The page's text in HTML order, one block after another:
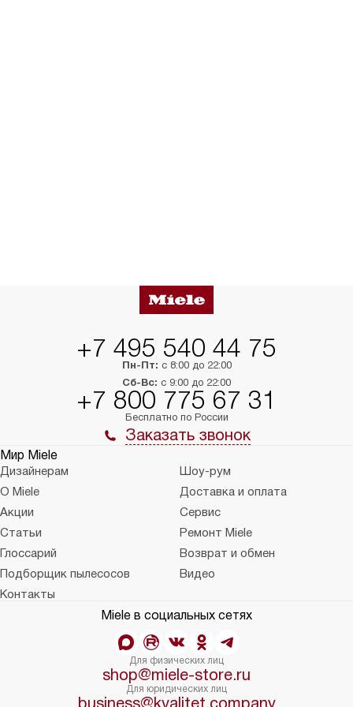
+7 495 540 44 75
Пн-Пт: с 8:00 до 22:00
Сб-Вс: с 9:00 до 22:00
+7 800 775 67 31
Бесплатно по России
Заказать звонок
Мир Miele
Дизайнерам
Шоу-рум
О Miele
Доставка и оплата
Акции
Сервис
Статьи
Ремонт Miele
Глоссарий
Возврат и обмен
Подборщик пылесосов
Видео
Контакты
Miele в социальных сетях
Для физических лиц
shop@miele-store.ru
Для юридических лиц
business@kvalitet.company